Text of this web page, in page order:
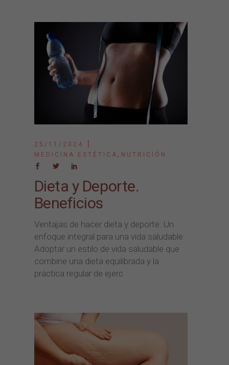
25/11/2024
MEDICINA ESTÉTICA , NUTRICIÓN
Dieta y Deporte.
Beneficios
Ventajas de hacer dieta y deporte: Un
enfoque integral para una vida saludable
Adoptar un estilo de vida saludable que
combine una dieta equilibrada y la
práctica regular de ejerc